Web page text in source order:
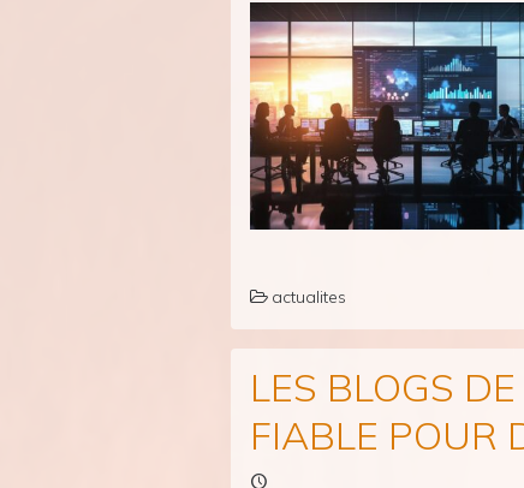
actualites
LES BLOGS
FIABLE POUR